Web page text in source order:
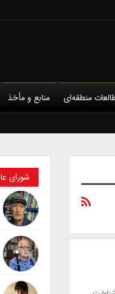
منطقه‌ای منابع و مأخذ
شورای